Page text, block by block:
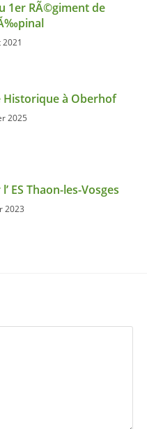
1er RÃ©giment de
Historique à Oberhof
2025
ES Thaon-les-Vosges
2023